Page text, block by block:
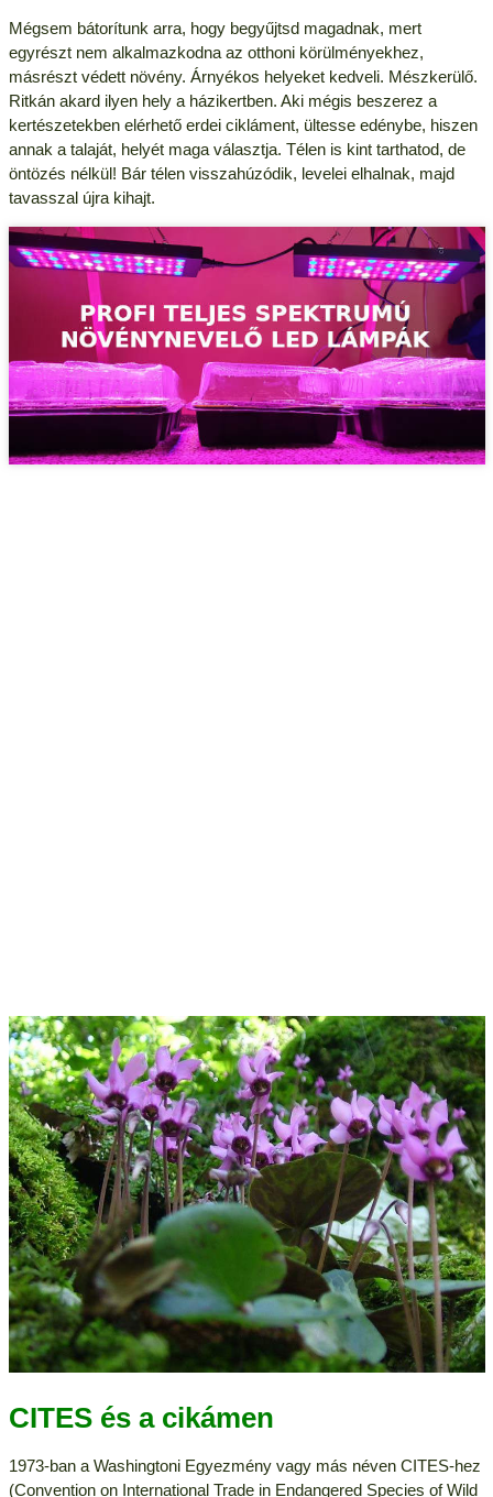
Mégsem bátorítunk arra, hogy begyűjtsd magadnak, mert
egyrészt nem alkalmazkodna az otthoni körülményekhez,
másrészt védett növény. Árnyékos helyeket kedveli. Mészkerülő.
Ritkán akard ilyen hely a házikertben. Aki mégis beszerez a
kertészetekben elérhető erdei cikláment, ültesse edénybe, hiszen
annak a talaját, helyét maga választja. Télen is kint tarthatod, de
öntözés nélkül! Bár télen visszahúzódik, levelei elhalnak, majd
tavasszal újra kihajt.
CITES és a cikámen
1973-ban a Washingtoni Egyezmény vagy más néven CITES-hez
(Convention on International Trade in Endangered Species of Wild